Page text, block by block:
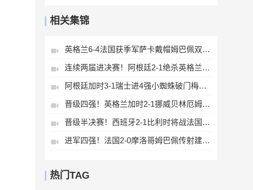
相关集锦
英格兰6-4法国获季军萨卡戴帽姆巴佩双响创纪录奥利塞2助+失良机
连续两届进决赛！阿根廷2-1绝杀英格兰劳塔罗恩佐破门梅西两助攻
阿根廷加时3-1瑞士进4强小蜘蛛破门梅西助攻麦卡恩博洛假摔染红
晋级四强！英格兰加时2-1挪威贝林厄姆连场双响谢尔德鲁普破门
晋级半决赛！西班牙2-1比利时将战法国梅里诺替补绝杀拉门斯送礼
进军四强！法国2-0摩洛哥姆巴佩传射建功+失点登贝莱贴地斩
热门TAG